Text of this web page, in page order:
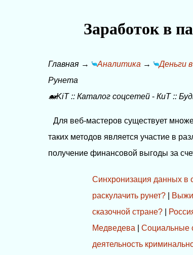
Заработок в
Главная → Аналитика → Деньги
Рунета
🐋KiT::Каталог соцсетей -КиТ::
Для веб-мастеров существует
таких методов является участие в
получение финансовой выгоды за
Синхронизация данных в
раскулачить рунет?
сказочной стране?
Медведева |Социальные
деятельность